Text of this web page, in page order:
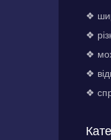
❖
❖
❖
❖
❖